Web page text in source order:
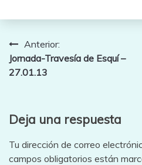
Navegación
de
Anterior:
Jornada-Travesía de Esquí –
27.01.13
Deja una respuesta
Tu dirección de correo
campos obligatorios están